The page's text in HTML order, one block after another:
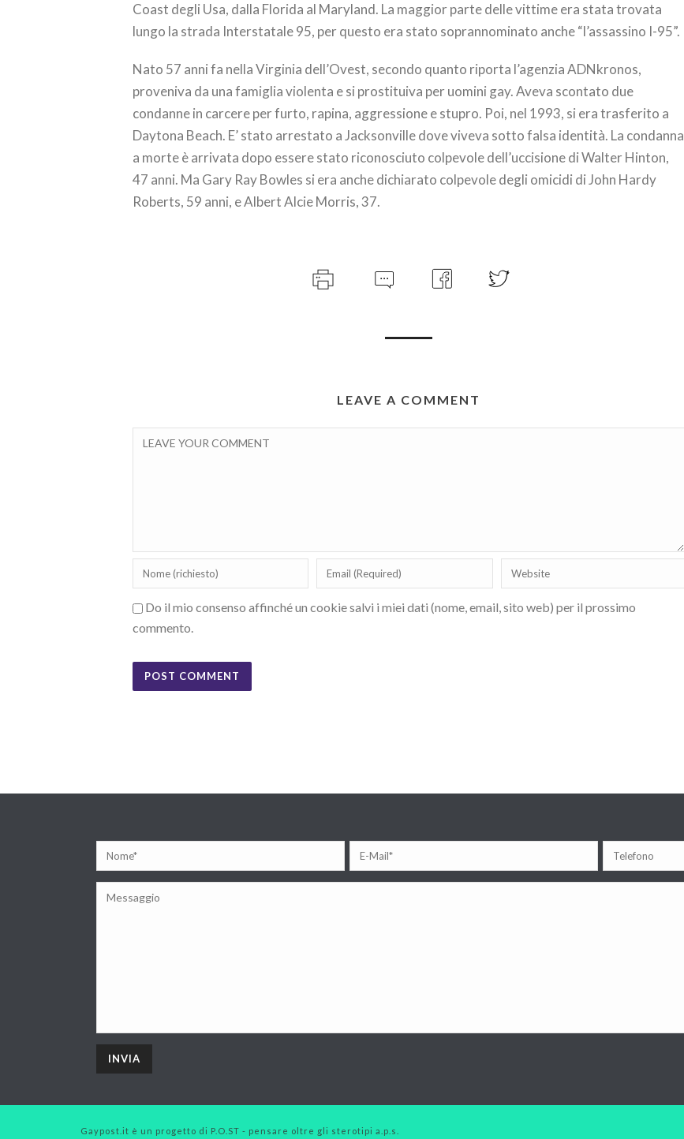
Coast degli Usa, dalla Florida al Maryland. La maggior parte delle vittime era stata trovata
lungo la strada Interstatale 95, per questo era stato soprannominato anche “l’assassino I-95”.
Nato 57 anni fa nella Virginia dell’Ovest, secondo quanto riporta l’agenzia ADNkronos,
proveniva da una famiglia violenta e si prostituiva per uomini gay. Aveva scontato due
condanne in carcere per furto, rapina, aggressione e stupro. Poi, nel 1993, si era trasferito a
Daytona Beach. E’ stato arrestato a Jacksonville dove viveva sotto falsa identità. La condanna
a morte è arrivata dopo essere stato riconosciuto colpevole dell’uccisione di Walter Hinton,
47 anni. Ma Gary Ray Bowles si era anche dichiarato colpevole degli omicidi di John Hardy
Roberts, 59 anni, e Albert Alcie Morris, 37.
LEAVE A COMMENT
Do il mio consenso affinché un cookie salvi i miei dati (nome, email, sito web) per il prossimo
commento.
Gaypost.it è un progetto di P.O.ST - pensare oltre gli sterotipi a.p.s.